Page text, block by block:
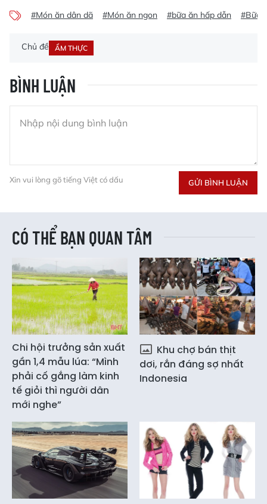
#Món ăn dân dã #Món ăn ngon #bữa ăn hấp dẫn #Bữa
Chủ đề ẨM THỰC
BÌNH LUẬN
Xin vui lòng gõ tiếng Việt có dấu GỬI BÌNH LUẬN
CÓ THỂ BẠN QUAN TÂM
Chi hội trưởng sản xuất
gần 1,4 mẫu lúa: “Mình
phải cố gắng làm kinh
tế giỏi thì người dân
mới nghe”
Khu chợ bán thịt
dơi, rắn đáng sợ nhất
Indonesia